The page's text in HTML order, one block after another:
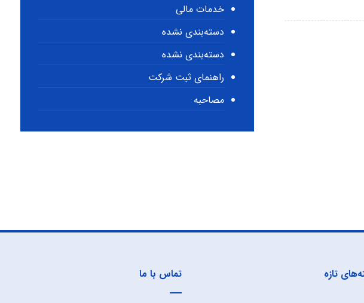
خدمات مالی
دسته‌بندی نشده
دسته‌بندی نشده
راهنمای ثبت شرکت
مصاحبه
تازه تماس با ما